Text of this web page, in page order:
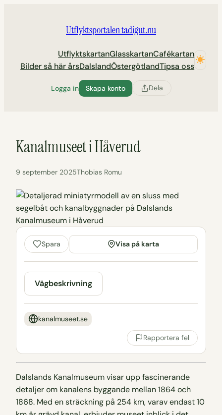
Utflyktsportalen tadigut.nu
UtflyktskartanGlasskartanCafékartan
Bilder så här årsDalslandÖstergötlandTipsa oss
Logga in Skapa konto Dela
Kanalmuseet i Håverud
9 september 2025Thobias Romu
Spara Visa på karta
Vägbeskrivning
kanalmuseet.se
Rapportera fel
Dalslands Kanalmuseum visar upp fascinerande
detaljer om kanalens byggande mellan 1864 och
1868. Med en sträckning på 254 km, varav endast 10